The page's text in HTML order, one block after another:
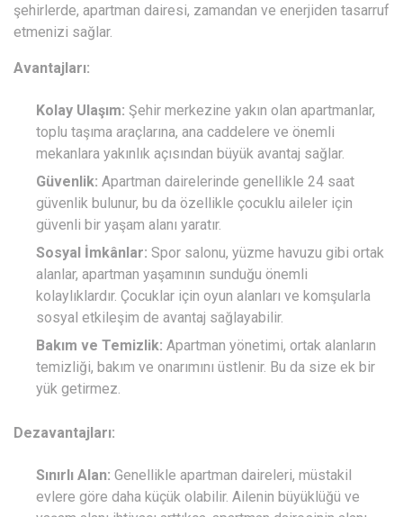
şehirlerde, apartman dairesi, zamandan ve enerjiden tasarruf
etmenizi sağlar.
Avantajları:
Kolay Ulaşım: Şehir merkezine yakın olan apartmanlar,
toplu taşıma araçlarına, ana caddelere ve önemli
mekanlara yakınlık açısından büyük avantaj sağlar.
Güvenlik: Apartman dairelerinde genellikle 24 saat
güvenlik bulunur, bu da özellikle çocuklu aileler için
güvenli bir yaşam alanı yaratır.
Sosyal İmkânlar: Spor salonu, yüzme havuzu gibi ortak
alanlar, apartman yaşamının sunduğu önemli
kolaylıklardır. Çocuklar için oyun alanları ve komşularla
sosyal etkileşim de avantaj sağlayabilir.
Bakım ve Temizlik: Apartman yönetimi, ortak alanların
temizliği, bakım ve onarımını üstlenir. Bu da size ek bir
yük getirmez.
Dezavantajları:
Sınırlı Alan: Genellikle apartman daireleri, müstakil
evlere göre daha küçük olabilir. Ailenin büyüklüğü ve